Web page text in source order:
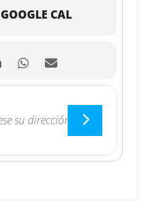
GOOGLE CAL